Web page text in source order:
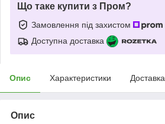
Що таке купити з Пром?
Замовлення під захистом
Доступна доставка
Опис Характеристики Доставка
Опис